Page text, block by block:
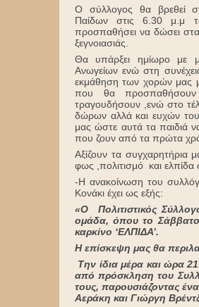
Ο σύλλογος θα βρεθεί
Παίδων στις 6.30 μ.μ
προσπαθήσει να δώσει στα
ξεγνοιασιάς.
Θα υπάρξει ημίωρο με
Ανωγείων ενώ στη
εκμάθηση των χορών μας
που θα
τραγουδήσουν ,ενώ στο
δώρων αλλά και ευχών
μας ώστε αυτά τα παιδιά
που ζουν από τα πρώτα
Αξίζουν τα συγχαρητήρια
φως ,πολιτισμό και ελπίδα
-Η ανακοίνωση του
Κονάκι έχει ως εξής:
«Ο Πολιτιστικός
ομάδα, όπου το
καρκίνο ‘ΕΛΠΙΔΑ’.
Η επίσκεψη μας θα
Την ίδια μέρα και ώρα
από πρόσκληση του
τους, παρουσιάζοντας
Αεράκη και Γιώργη